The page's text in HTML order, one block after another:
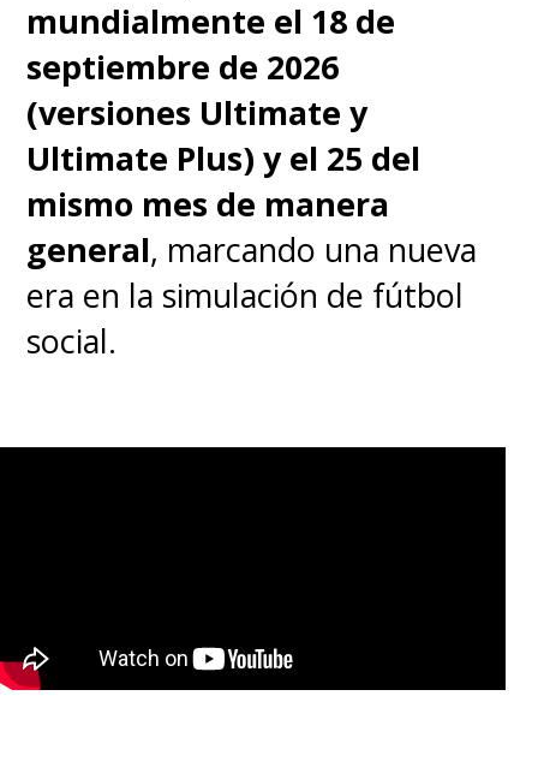
mundialmente el 18 de
septiembre de 2026
(versiones Ultimate y
Ultimate Plus) y el 25 del
mismo mes de manera
general, marcando una nueva
era en la simulación de fútbol
social.